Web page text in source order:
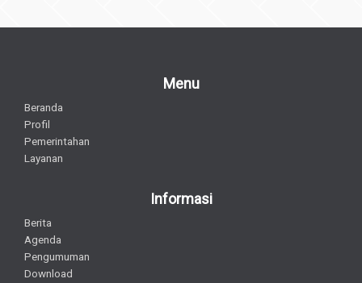
Menu
Beranda
Profil
Pemerintahan
Layanan
Informasi
Berita
Agenda
Pengumuman
Download